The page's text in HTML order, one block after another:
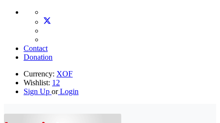
Contact
Donation
Currency: XOF
Wishlist: 12
Sign Up orLogin